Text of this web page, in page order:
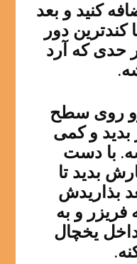
کنید و بعد
کندترین دور
حدی که آرد
روی سطح
بدید و کمی
با دست
بدید تا
بذاریدش
و به
ساعت داخل یخچال